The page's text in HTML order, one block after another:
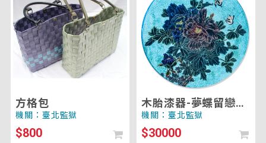
方格包
機關：臺北監獄
$800
器-
夢
蝶
留
間
木胎漆器-夢蝶留戀花
叢間
機關：臺北監獄
$30000